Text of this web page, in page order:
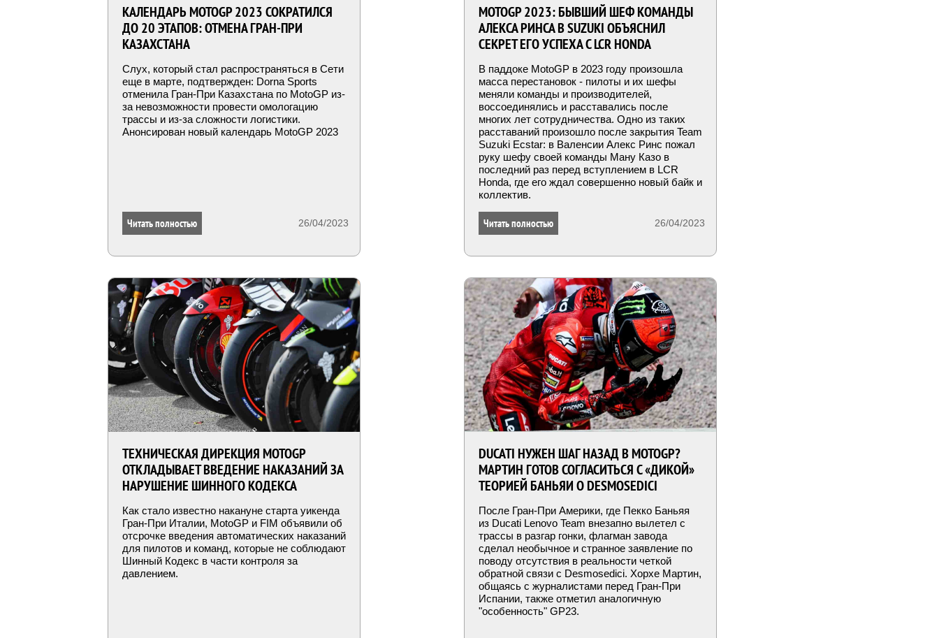
КАЛЕНДАРЬ MOTOGP 2023 СОКРАТИЛСЯ
ДО 20 ЭТАПОВ: ОТМЕНА ГРАН-ПРИ
КАЗАХСТАНА
Слух, который стал распространяться в Сети
еще в марте, подтвержден: Dorna Sports
отменила Гран-При Казахстана по MotoGP из-
за невозможности провести омологацию
трассы и из-за сложности логистики.
Анонсирован новый календарь MotoGP 2023
26/04/2023
Читать полностью
MOTOGP 2023: БЫВШИЙ ШЕФ КОМАНДЫ
АЛЕКСА РИНСА В SUZUKI ОБЪЯСНИЛ
СЕКРЕТ ЕГО УСПЕХА С LCR HONDA
В паддоке MotoGP в 2023 году произошла
масса перестановок - пилоты и их шефы
меняли команды и производителей,
воссоединялись и расставались после
многих лет сотрудничества. Одно из таких
расставаний произошло после закрытия Team
Suzuki Ecstar: в Валенсии Алекс Ринс пожал
руку шефу своей команды Ману Казо в
последний раз перед вступлением в LCR
Honda, где его ждал совершенно новый байк и
коллектив.
26/04/2023
Читать полностью
ТЕХНИЧЕСКАЯ ДИРЕКЦИЯ MOTOGP
ОТКЛАДЫВАЕТ ВВЕДЕНИЕ НАКАЗАНИЙ ЗА
НАРУШЕНИЕ ШИННОГО КОДЕКСА
Как стало известно накануне старта уикенда
Гран-При Италии, MotoGP и FIM объявили об
отсрочке введения автоматических наказаний
для пилотов и команд, которые не соблюдают
Шинный Кодекс в части контроля за
давлением.
DUCATI НУЖЕН ШАГ НАЗАД В MOTOGP?
МАРТИН ГОТОВ СОГЛАСИТЬСЯ С «ДИКОЙ»
ТЕОРИЕЙ БАНЬЯИ О DESMOSEDICI
После Гран-При Америки, где Пекко Баньяя
из Ducati Lenovo Team внезапно вылетел с
трассы в разгар гонки, флагман завода
сделал необычное и странное заявление по
поводу отсутствия в реальности четкой
обратной связи с Desmosedici. Хорхе Мартин,
общаясь с журналистами перед Гран-При
Испании, также отметил аналогичную
"особенность" GP23.